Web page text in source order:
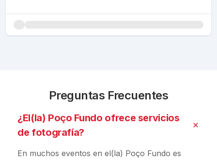
Preguntas Frecuentes
¿El(la) Poço Fundo ofrece servicios
de fotografía?
En muchos eventos en el(la) Poço Fundo es